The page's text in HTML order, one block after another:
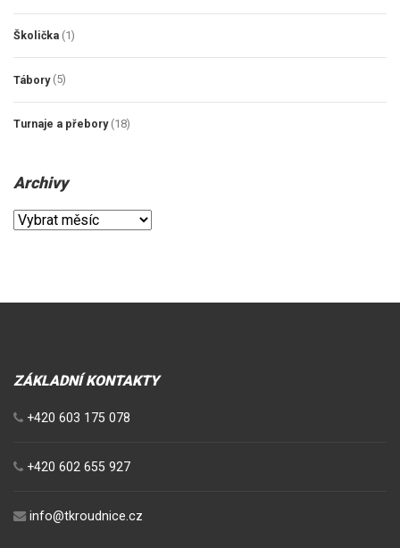
Školička (1)
Tábory(5)
Turnaje a přebory(18)
Archivy
Archivy
ZÁKLADNÍ KONTAKTY
+420 603 175 078
+420 602 655 927
info@tkroudnice.cz